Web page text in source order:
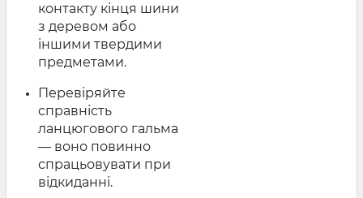
контакту кінця шини
з деревом або
іншими твердими
предметами.
Перевіряйте
справність
ланцюгового гальма
— воно повинно
спрацьовувати при
відкиданні.